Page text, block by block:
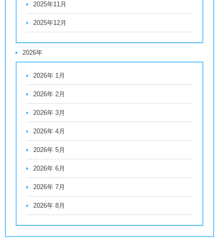
2025年11月
2025年12月
2026年
2026年 1月
2026年 2月
2026年 3月
2026年 4月
2026年 5月
2026年 6月
2026年 7月
2026年 8月